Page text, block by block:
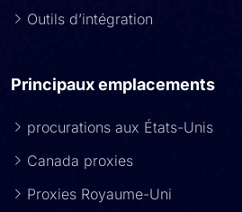
Outils d’intégration
Principaux emplacements
procurations aux États-Unis
Canada proxies
Proxies Royaume-Uni